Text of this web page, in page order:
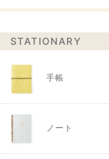
STATIONARY
手帳
ノート